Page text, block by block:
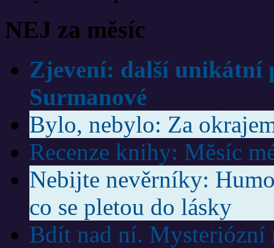
NEJ za měsíc
Zjevení: další unikátní
Surmanové
Bylo, nebylo: Za
Recenze knihy: Měsíc
Nebijte nevěrníky:
co se pletou do lásky
Bdít nad ní. Mysteriózní